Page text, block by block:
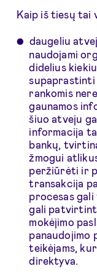
Kaip iš tiesų tai
daugeliu
naudojami
didelius
supaprastinti
rankomis
gaunamos
šiuo atveju
informacija
bankų,
žmogui
peržiūrėti ir
transakcija
procesas gali
gali
mokėjimo
panaudojimo
teikėjams,
direktyva.